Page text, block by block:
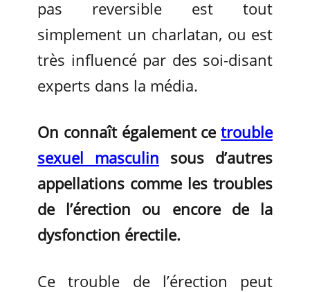
pas reversible est tout
simplement un charlatan, ou est
très influencé par des soi-disant
experts dans la média.
On connaît également ce trouble
sexuel masculin sous d’autres
appellations comme les troubles
de l’érection ou encore de la
dysfonction érectile.
Ce trouble de l’érection peut